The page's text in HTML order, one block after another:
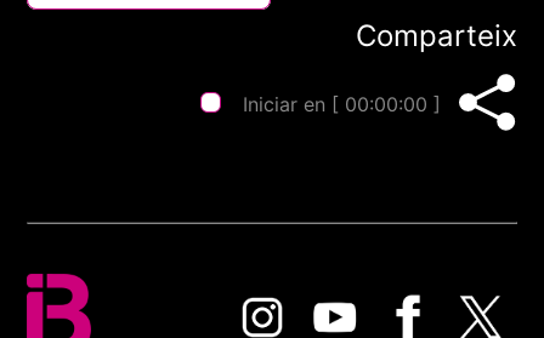
Comparteix
Iniciar en [ 00:00:00 ]